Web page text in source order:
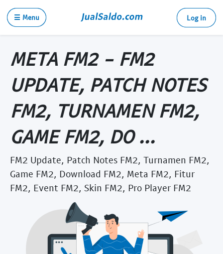
☰ Menu Log in
META FM2 - FM2
UPDATE, PATCH NOTES
FM2, TURNAMEN FM2,
GAME FM2, DO ...
FM2 Update, Patch Notes FM2, Turnamen FM2,
Game FM2, Download FM2, Meta FM2, Fitur
FM2, Event FM2, Skin FM2, Pro Player FM2